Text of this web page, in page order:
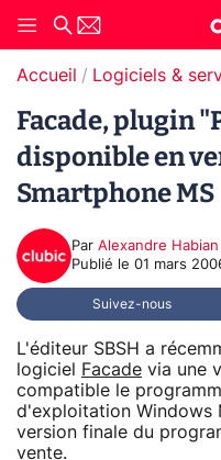
Accueil Logiciels &
Facade, plugin
disponible en
Smartphone MS
Par Alexandre Habian
Publié le 01 mars
Suivez-nous
L'éditeur SBSH a
logiciel
Facade via une
compatible le
d'exploitation Windows
version finale du
vente.